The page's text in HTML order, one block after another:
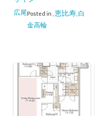
Posted in
広尾 恵比寿, 白
金高輪